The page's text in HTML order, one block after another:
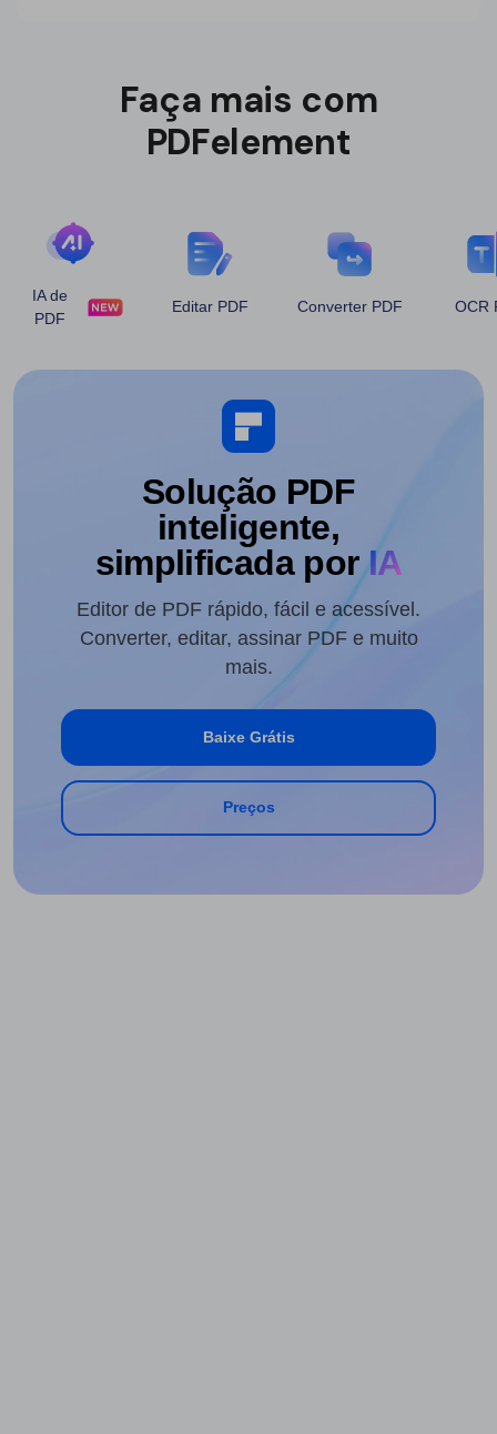
Faça mais com
PDFelement
IA de
PDF
Editar PDF Converter PDF OCR
Solução PDF
inteligente,
simplificada porIA
Editor de PDF rápido, fácil e acessível.
Converter, editar, assinar PDF e muito
mais.
Baixe Grátis
Preços